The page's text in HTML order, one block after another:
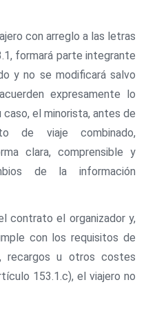
con arreglo a las letras
formará parte integrante
y no se modificará salvo
expresamente lo
caso, el minorista, antes de
de viaje combinado,
clara, comprensible y
de la información
contrato el organizador y,
con los requisitos de
recargos u otros costes
153.1.c), el viajero no